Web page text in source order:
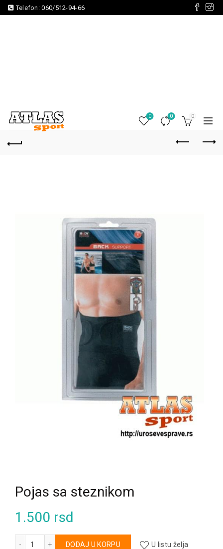
Telefon:060/512-94-66
0 0 0
Pojas sa steznikom
1.500 rsd
DODAJ U KORPU
Alternative:
U listu želja